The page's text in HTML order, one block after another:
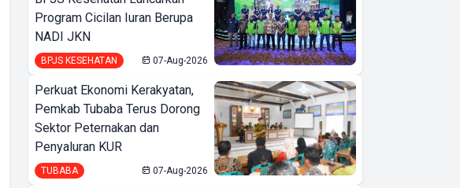
Program Cicilan Iuran Berupa
NADI JKN
BPJS KESEHATAN 07-Aug-2026
Perkuat Ekonomi Kerakyatan,
Pemkab Tubaba Terus Dorong
Sektor Peternakan dan
Penyaluran KUR
TUBABA 07-Aug-2026